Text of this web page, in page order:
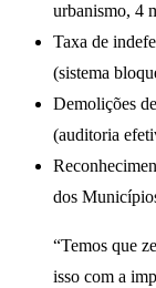
urbanismo, 4
Taxa de
(sistema
Demolições
(auditoria
dos
“Temos que
isso com a